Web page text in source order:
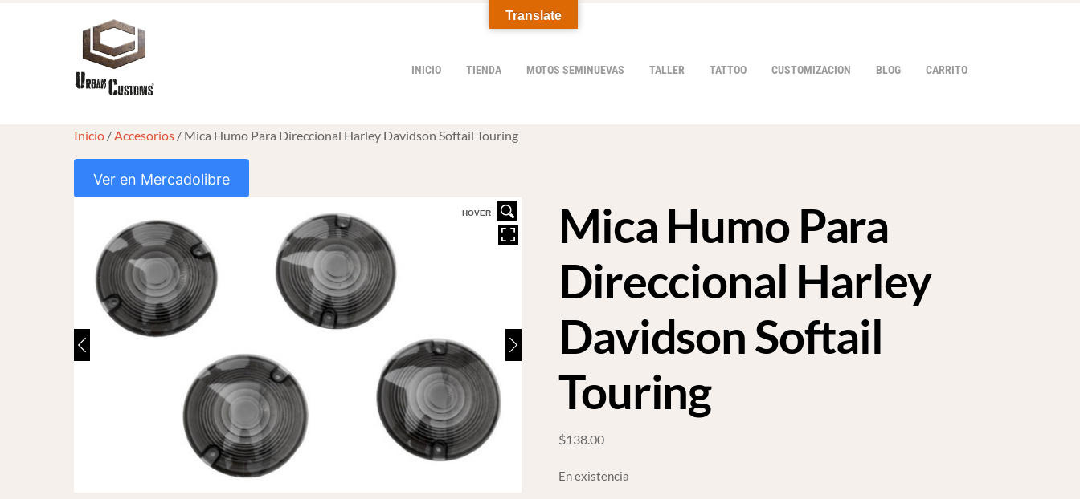
INICIO TIENDA MOTOS SEMINUEVAS TALLER TATTOO CUSTOMIZACION BLOG CARRITO
Inicio /Accesorios / Mica Humo Para Direccional Harley Davidson Softail Touring
Ver en Mercadolibre
HOVER
Mica Humo Para
Direccional Harley
Davidson Softail
Touring
$138.00
En existencia
Translate